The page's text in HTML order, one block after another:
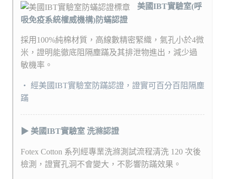
美國IBT實驗室(呼
吸免疫系統權威機構)防蟎認證
採用100%純棉材質，高線數精密緊織，氣孔小於4微
米，證明能徹底阻隔塵蹣及其排泄物進出，減少過
敏機率。
‧ 經美國IBT實驗室防蹣認證，證實可百分百阻隔塵
蹣
▶ 美國IBT實驗室 洗滌認證
Fotex Cotton 系列經專業洗滌測試流程清洗 120 次後
檢測，證實孔洞不會變大，不影響防蹣效果。